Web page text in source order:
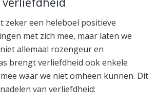
zeker een heleboel positieve
met zich mee, maar laten we
allemaal rozengeur en
brengt verliefdheid ook enkele
waar we niet omheen kunnen. Dit
van verliefdheid: